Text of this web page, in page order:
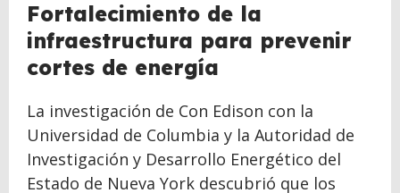
Fortalecimiento de la
infraestructura para prevenir
cortes de energía
La investigación de Con Edison con la
Universidad de Columbia y la Autoridad de
Investigación y Desarrollo Energético del
Estado de Nueva York descubrió que los